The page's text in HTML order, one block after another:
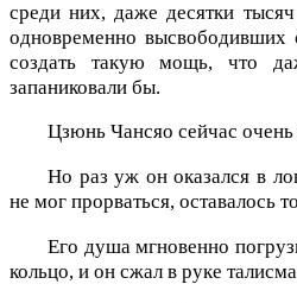
среди них, даже десятки
одновременно высвободивших
создать такую мощь, что
запаниковали бы.
Цзюнь Чансяо сейчас очень
Но раз уж он оказался в
не мог прорваться, оставалось
Его душа мгновенно
кольцо, и он сжал в руке